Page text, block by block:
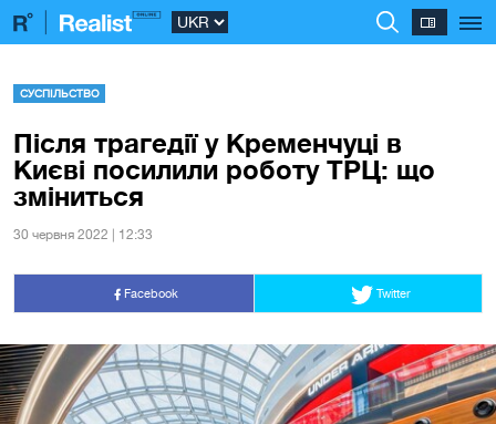
СУСПІЛЬСТВО
Після трагедії у Кременчуці в
Києві посилили роботу ТРЦ: що
зміниться
30 червня 2022 | 12:33
Facebook Twitter